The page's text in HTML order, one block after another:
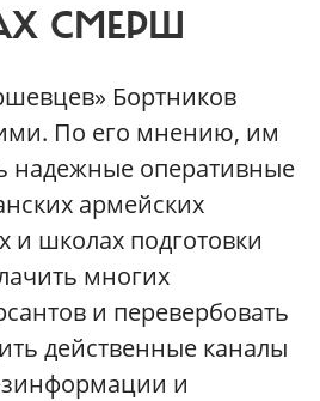
СМЕРШ
Бортников
По его мнению, им
надежные оперативные
армейских
и школах подготовки
многих
и перевербовать
действенные каналы
и